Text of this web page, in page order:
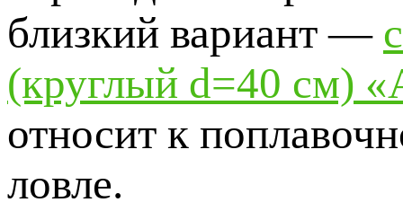
близкий вариант —
(круглый d=40 см)
относит к
ловле.